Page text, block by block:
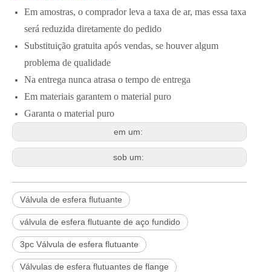
Em amostras, o comprador leva a taxa de ar, mas essa taxa
será reduzida diretamente do pedido
Substituição gratuita após vendas, se houver algum
problema de qualidade
Na entrega nunca atrasa o tempo de entrega
Em materiais garantem o material puro
Garanta o material puro
em um:
sob um:
Válvula de esfera flutuante
válvula de esfera flutuante de aço fundido
3pc Válvula de esfera flutuante
Válvulas de esfera flutuantes de flange